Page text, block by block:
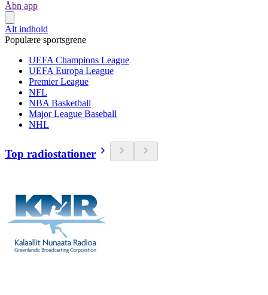
Åbn app
Alt indhold
Populære sportsgrene
UEFA Champions League
UEFA Europa League
Premier League
NFL
NBA Basketball
Major League Baseball
NHL
Top radiostationer